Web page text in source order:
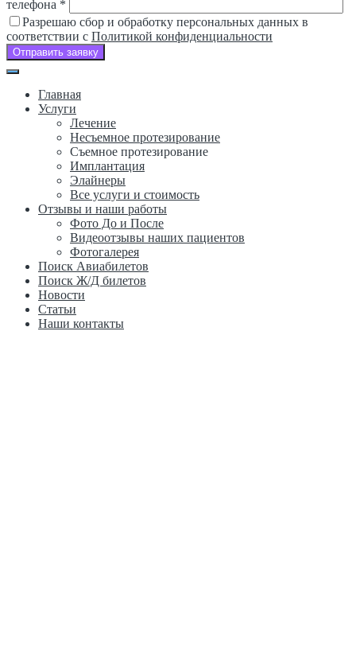
пустым.
телефона *
Разрешаю сбор и обработку персональных данных в
соответствии с Политикой конфиденциальности
Отправить заявку
Главная
Услуги
Лечение
Несъемное протезирование
Съемное протезирование
Имплантация
Элайнеры
Все услуги и стоимость
Отзывы и наши работы
Фото До и После
Видеоотзывы наших пациентов
Фотогалерея
Поиск Авиабилетов
Поиск Ж/Д билетов
Новости
Статьи
Наши контакты